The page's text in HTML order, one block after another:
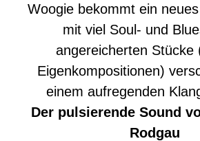
Woogie bekommt ein
mit viel Soul- und
angereicherten Stücke
Eigenkompositionen)
einem aufregenden
Der pulsierende Sound
Rodgau